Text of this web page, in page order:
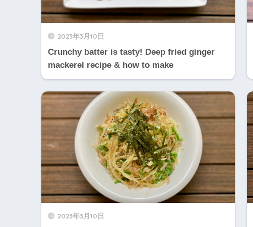
2023年3月10日
Crunchy batter is tasty! Deep fried ginger
mackerel recipe & how to make
2023年3月10日